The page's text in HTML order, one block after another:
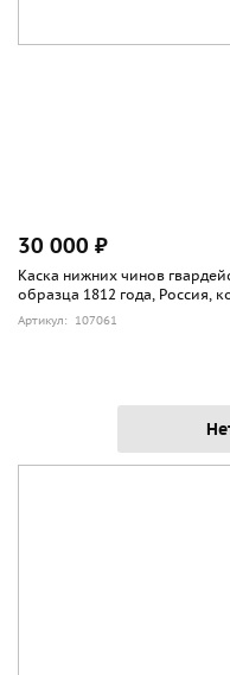
30 000 ₽
Каска нижних чинов
образца 1812 года, Россия,
Артикул: 107061